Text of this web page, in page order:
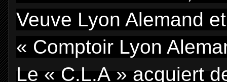
Veuve Lyon Alemand
« Comptoir Lyon
Le « C.L.A » acquiert